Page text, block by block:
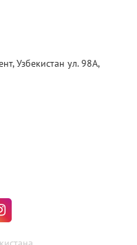
Узбекистан ул. 98А,